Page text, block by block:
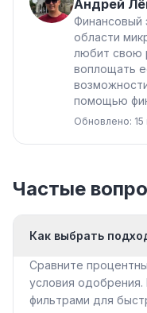
Андрей
Финансовый
области
любит свою
воплощать
помощью
Обновлено: 15
Частые
Как выбрать
Сравните
условия одобрения.
фильтрами для